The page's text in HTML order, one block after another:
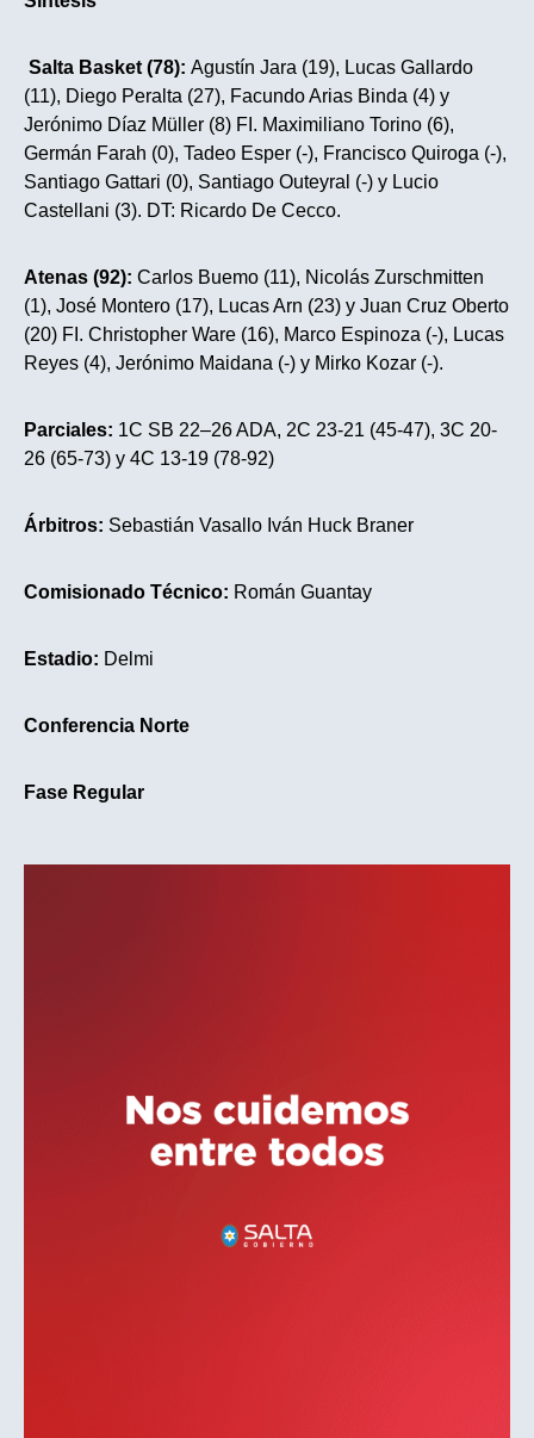
Salta Basket(78): Agustín Jara (19), Lucas Gallardo
(11), Diego Peralta (27), Facundo Arias Binda (4) y
Jerónimo Díaz Müller (8) FI. Maximiliano Torino (6),
Germán Farah (0), Tadeo Esper (-), Francisco Quiroga (-),
Santiago Gattari (0), Santiago Outeyral (-) y Lucio
Castellani (3). DT: Ricardo De Cecco.
Atenas (92): Carlos Buemo (11), Nicolás Zurschmitten
(1), José Montero (17), Lucas Arn (23) y Juan Cruz Oberto
(20) FI. Christopher Ware (16), Marco Espinoza (-), Lucas
Reyes (4), Jerónimo Maidana (-) y Mirko Kozar (-).
Parciales: 1C SB 22–26 ADA, 2C 23-21 (45-47), 3C 20-
26 (65-73) y 4C 13-19 (78-92)
Árbitros: Sebastián Vasallo Iván Huck Braner
Comisionado Técnico: Román Guantay
Estadio: Delmi
Conferencia Norte
Fase Regular